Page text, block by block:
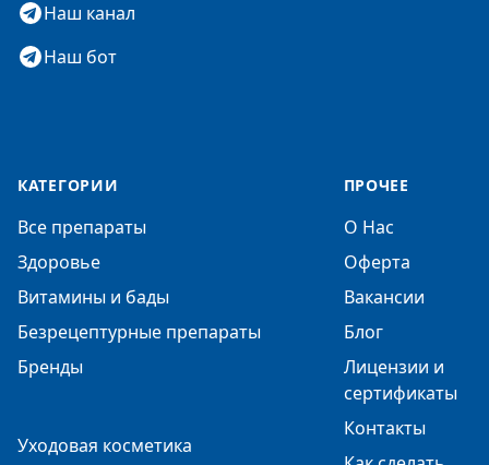
Наш канал
Наш бот
КАТЕГОРИИ
Все препараты
Здоровье
Витамины и бады
Безрецептурные препараты
Бренды
Уходовая косметика
ПРОЧЕЕ
О Нас
Оферта
Вакансии
Блог
Лицензии и
сертификаты
Контакты